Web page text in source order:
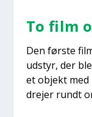
To film
Den før­ste
udstyr, der
et objekt
dre­jer rundt